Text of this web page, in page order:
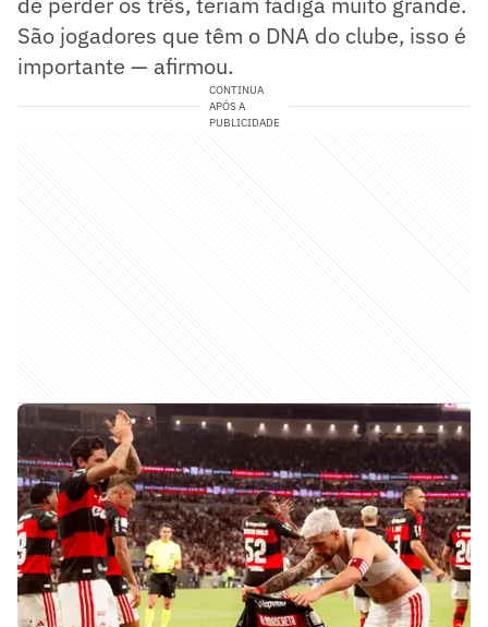
São jogadores que têm o DNA do clube, isso é
importante — afirmou.
CONTINUA
APÓS A
PUBLICIDADE